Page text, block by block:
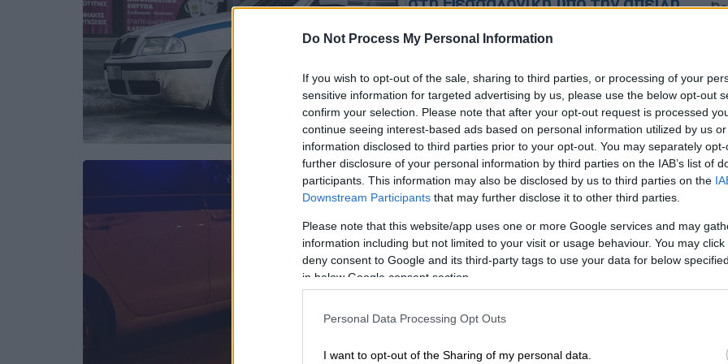
Do Not Process My Personal Information
If you wish to opt-out of the sale, sharing to third parties, or processing of your
sensitive information for targeted advertising by us, please use the below opt-out
confirm your selection. Please note that after your opt-out request is processed
continue seeing interest-based ads based on personal information utilized by us
information disclosed to third parties prior to your opt-out. You may separately
further disclosure of your personal information by third parties on the IAB’s list of
participants. This information may also be disclosed by us to third parties on the
Downstream Participants that may further disclose it to other third parties.
Please note that this website/app uses one or more Google services and may
information including but not limited to your visit or usage behaviour. You may
deny consent to Google and its third-party tags to use your data for below
in below Google consent section.
Personal Data Processing Opt Outs
I want to opt-out of the Sharing of my personal data.
δράστες
Οι δύο δράστες απέσπασαν από το
κατάστημα περίπου 200 ευρώ
Ελλάδα |13.06.2023 09:19
Θεσσαλονίκη: Απόπειρα ληστείας
με μαχαίρι σε μίνι μάρκετ στη
Λεωφόρο Στρατού
Αστυνομικοί της Άμεσης Δράσης,
και να περάσουν χειροπέδες στον